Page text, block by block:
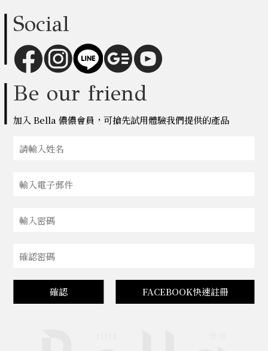
Social
Be our friend
加入 Bella 儂儂會員，可搶先試用體驗我們提供的產品
確認 FACEBOOK快速註冊